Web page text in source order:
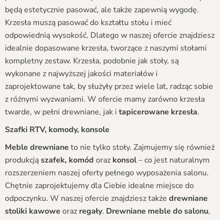
będą estetycznie pasować, ale także zapewnią wygodę.
Krzesła muszą pasować do kształtu stołu i mieć
odpowiednią wysokość. Dlatego w naszej ofercie znajdziesz
idealnie dopasowane krzesła, tworzące z naszymi stołami
kompletny zestaw. Krzesła, podobnie jak stoły, są
wykonane z najwyższej jakości materiałów i
zaprojektowane tak, by służyły przez wiele lat, radząc sobie
z różnymi wyzwaniami. W ofercie mamy zarówno krzesła
twarde, w pełni drewniane, jak i tapicerowane krzesła.
Szafki RTV, komody, konsole
Meble drewniane to nie tylko stoły. Zajmujemy się również
produkcjąszafek, komód oraz konsol– co jest naturalnym
rozszerzeniem naszej oferty pełnego wyposażenia salonu.
Chętnie zaprojektujemy dla Ciebie idealne miejsce do
odpoczynku. W naszej ofercie znajdziesz także drewniane
stoliki kawowe oraz regały. Drewniane meble do salonu,